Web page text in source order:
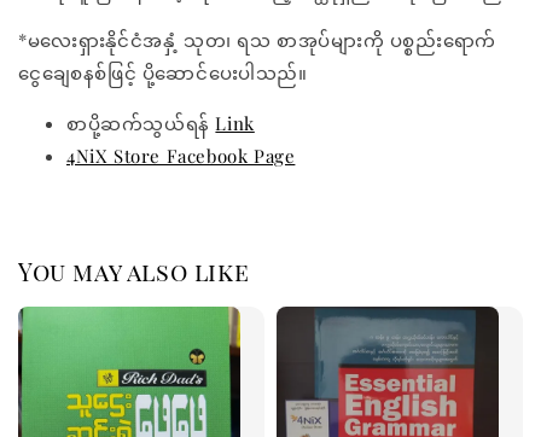
*မလေးရှားနိုင်ငံအနှံ့ သုတ၊ ရသ စာအုပ်များကို ပစ္စည်းရောက်
ငွေချေစနစ်ဖြင့် ပို့ဆောင်ပေးပါသည်။
စာပို့ဆက်သွယ်ရန်Link
4NiX Store Facebook Page
You may also like